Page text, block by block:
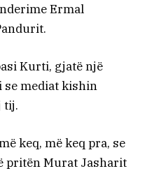
Ermal
Kurti, gjatë një
se mediat kishin
tij.
keq, më keq pra, se
pritën Murat Jasharit